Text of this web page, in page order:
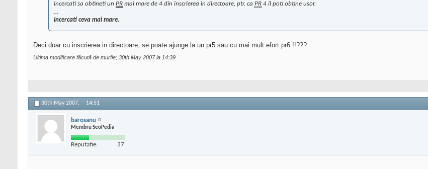
incercati sa obtineti un PR mai mare de 4 din inscrierea in directoare, ptr. ca PR 4 il poti obtine usor.
...
Incercati ceva mai mare.
Deci doar cu inscrierea in directoare, se poate ajunge la un pr5 sau cu mai mult efort pr6 !!???
Ultima modificare făcută de murfie; 30th May 2007 la 14:39
30th May 2007, 14:51
barosanu
Membru SeoPedia
Reputatie: 37